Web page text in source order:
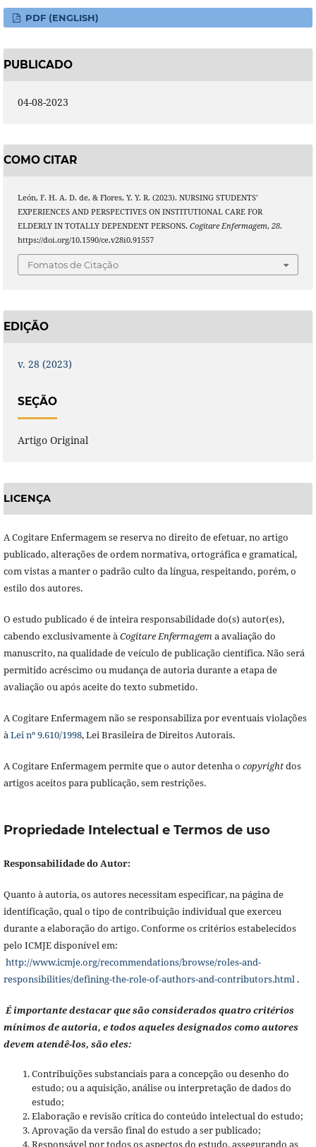
PDF (ENGLISH)
PUBLICADO
04-08-2023
COMO CITAR
León, F. H. A. D. de, & Flores, Y. Y. R. (2023). NURSING STUDENTS’
EXPERIENCES AND PERSPECTIVES ON INSTITUTIONAL CARE FOR
ELDERLY IN TOTALLY DEPENDENT PERSONS. Cogitare Enfermagem, 28.
https://doi.org/10.1590/ce.v28i0.91557
Fomatos de Citação
EDIÇÃO
v. 28 (2023)
SEÇÃO
Artigo Original
LICENÇA
A Cogitare Enfermagem se reserva no direito de efetuar, no artigo
publicado, alterações de ordem normativa, ortográfica e gramatical,
com vistas a manter o padrão culto da língua, respeitando, porém, o
estilo dos autores.
O estudo publicado é de inteira responsabilidade do(s) autor(es),
cabendo exclusivamente àCogitare Enfermagema avaliação do
manuscrito, na qualidade de veículo de publicação científica. Não será
permitido acréscimo ou mudança de autoria durante a etapa de
avaliação ou após aceite do texto submetido.
A Cogitare Enfermagem não se responsabiliza por eventuais violações
àLei nº 9.610/1998, Lei Brasileira de Direitos Autorais.
A Cogitare Enfermagem permite que o autor detenha o copyrightdos
artigos aceitos para publicação, sem restrições.
Propriedade Intelectual e Termos de uso
Responsabilidade do Autor:
Quanto à autoria, os autores necessitam especificar, na página de
identificação, qual o tipo de contribuição individual que exerceu
durante a elaboração do artigo. Conforme os critérios estabelecidos
pelo ICMJE disponível em:
http://www.icmje.org/recommendations/browse/roles-and-
responsibilities/defining-the-role-of-authors-and-contributors.html.
É importante destacar que são considerados quatro critérios
mínimos de autoria, e todos aqueles designados como autores
devem atendê-los, são eles:
Contribuições substanciais para a concepção ou desenho do
estudo; ou a aquisição, análise ou interpretação de dados do
estudo;
Elaboração e revisão crítica do conteúdo intelectual do estudo;
Aprovação da versão final do estudo a ser publicado;
Responsável por todos os aspectos do estudo, assegurando as